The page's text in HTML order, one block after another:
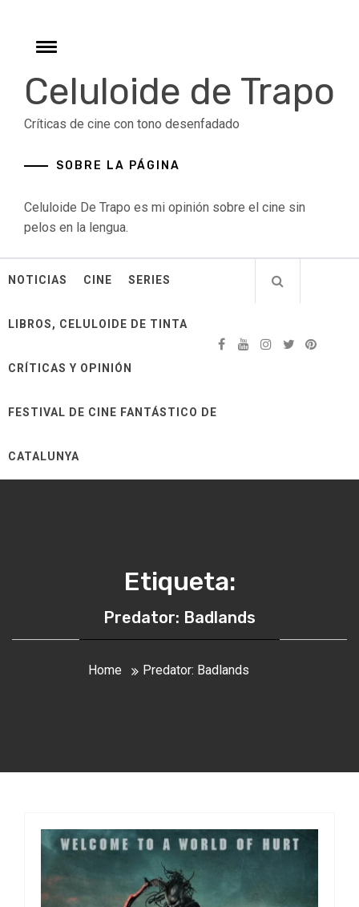
contentToggle
Celuloide de Trapo
Críticas de cine con tono desenfadado
SOBRE LA PÁGINA
Celuloide De Trapo es mi opinión sobre el cine sin
pelos en la lengua.
NOTICIAS CINE SERIES
LIBROS, CELULOIDE DE TINTA
CRÍTICAS Y OPINIÓN
FESTIVAL DE CINE FANTÁSTICO DE
CATALUNYA
Etiqueta:
Predator: Badlands
Home Predator: Badlands